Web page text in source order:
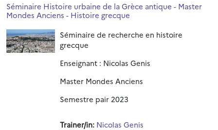
Séminaire Histoire urbaine de la Grèce antique - Master
Mondes Anciens - Histoire grecque
Séminaire de recherche en histoire
grecque
Enseignant : Nicolas Genis
Master Mondes Anciens
Semestre pair 2023
Trainer/in: Nicolas Genis